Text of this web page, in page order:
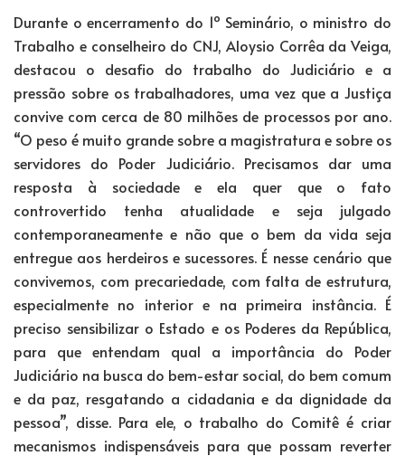
Durante o encerramento do 1º Seminário, o ministro do
Trabalho e conselheiro do CNJ, Aloysio Corrêa da Veiga,
destacou o desafio do trabalho do Judiciário e a
pressão sobre os trabalhadores, uma vez que a Justiça
convive com cerca de 80 milhões de processos por ano.
“O peso é muito grande sobre a magistratura e sobre os
servidores do Poder Judiciário. Precisamos dar uma
resposta à sociedade e ela quer que o fato
controvertido tenha atualidade e seja julgado
contemporaneamente e não que o bem da vida seja
entregue aos herdeiros e sucessores. É nesse cenário que
convivemos, com precariedade, com falta de estrutura,
especialmente no interior e na primeira instância. É
preciso sensibilizar o Estado e os Poderes da República,
para que entendam qual a importância do Poder
Judiciário na busca do bem-estar social, do bem comum
e da paz, resgatando a cidadania e da dignidade da
pessoa”, disse. Para ele, o trabalho do Comitê é criar
mecanismos indispensáveis para que possam reverter